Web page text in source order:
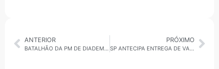
ANTERIOR
BATALHÃO DA PM DE DIADEMA TROCARÁ SEDE APÓS TÉRMINO DE CONTRATO
PRÓXIMO
SP ANTECIPA ENTREGA DE VACINAS CONTRA GRIPE PARA PREVENIR CORONAVÍRUS